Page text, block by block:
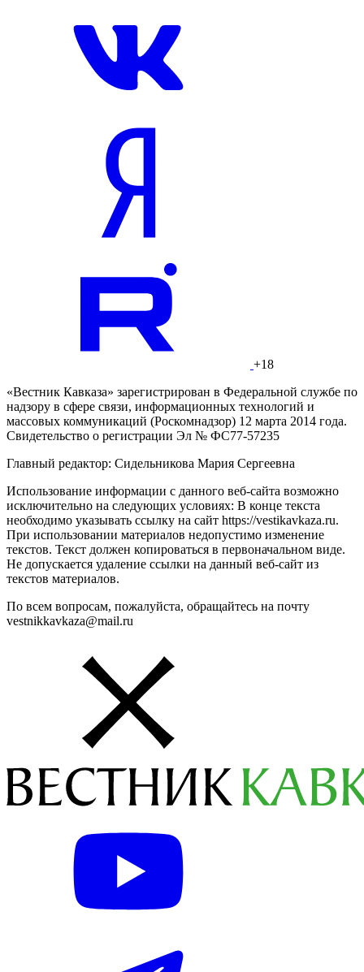
+18
«Вестник Кавказа» зарегистрирован в Федеральной службе по
надзору в сфере связи, информационных технологий и
массовых коммуникаций (Роскомнадзор) 12 марта 2014 года.
Свидетельство о регистрации Эл № ФС77-57235
Главный редактор: Сидельникова Мария Сергеевна
Использование информации с данного веб-сайта возможно
исключительно на следующих условиях: В конце текста
необходимо указывать ссылку на сайт https://vestikavkaza.ru.
При использовании материалов недопустимо изменение
текстов. Текст должен копироваться в первоначальном виде.
Не допускается удаление ссылки на данный веб-сайт из
текстов материалов.
По всем вопросам, пожалуйста, обращайтесь на почту
vestnikkavkaza@mail.ru